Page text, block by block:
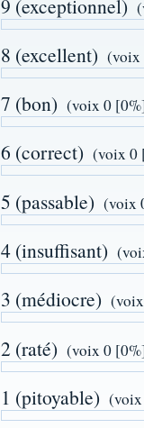
9 (exceptionnel)
8 (excellent) (voix
7 (bon) (voix 0
6 (correct) (voix 0
5 (passable) (voix
4 (insuffisant)
3 (médiocre)
2 (raté) (voix 0
1 (pitoyable)